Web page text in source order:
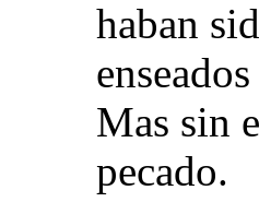
haban
Mas sin
pecado.